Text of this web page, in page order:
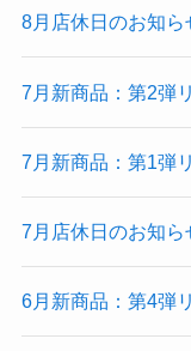
8月店休日のお知ら
7月新商品：第2弾
7月新商品：第1弾
7月店休日のお知ら
6月新商品：第4弾